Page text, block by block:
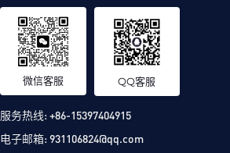
微信客服 QQ客服
服务热线:+86-15397404915
电子邮箱:931106824@qq.com